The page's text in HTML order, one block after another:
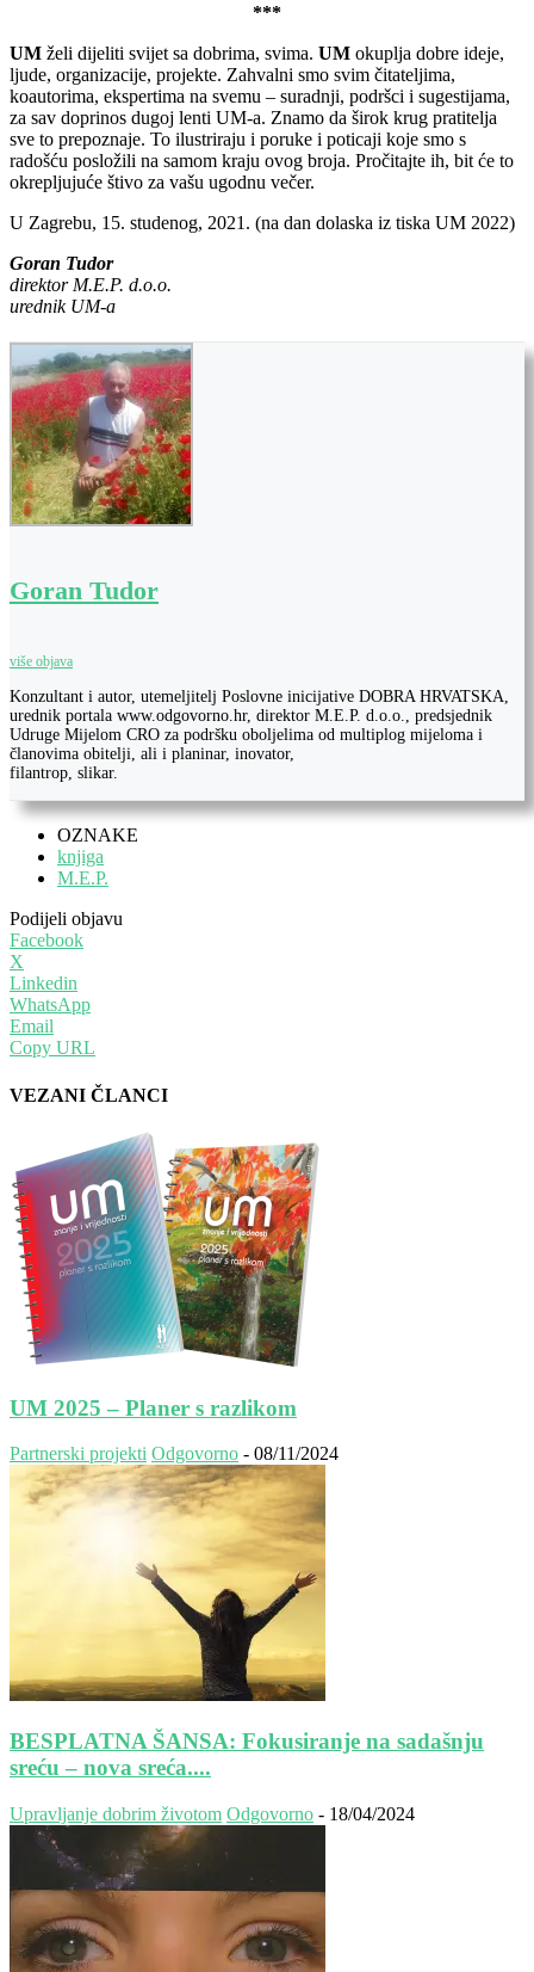
***
UM želi dijeliti svijet sa dobrima, svima. UM okuplja dobre ideje,
ljude, organizacije, projekte. Zahvalni smo svim čitateljima,
koautorima, ekspertima na svemu – suradnji, podršci i sugestijama,
za sav doprinos dugoj lenti UM-a. Znamo da širok krug pratitelja
sve to prepoznaje. To ilustriraju i poruke i poticaji koje smo s
radošću posložili na samom kraju ovog broja. Pročitajte ih, bit će to
okrepljujuće štivo za vašu ugodnu večer.
U Zagrebu, 15. studenog, 2021. (na dan dolaska iz tiska UM 2022)
Goran Tudor
direktor M.E.P. d.o.o.
urednik UM-a
Goran Tudor
više objava
Konzultant i autor, utemeljitelj Poslovne inicijative DOBRA HRVATSKA,
urednik portala www.odgovorno.hr, direktor M.E.P. d.o.o., predsjednik
Udruge Mijelom CRO za podršku oboljelima od multiplog mijeloma i
članovima obitelji, ali i planinar, inovator,
filantrop, slikar.
OZNAKE
knjiga
M.E.P.
Podijeli objavu
Facebook
X
Linkedin
WhatsApp
Email
Copy URL
VEZANI ČLANCI
UM 2025 – Planer s razlikom
Partnerski projekti Odgovorno - 08/11/2024
BESPLATNA ŠANSA: Fokusiranje na sadašnju
sreću – nova sreća....
Upravljanje dobrim životom Odgovorno - 18/04/2024